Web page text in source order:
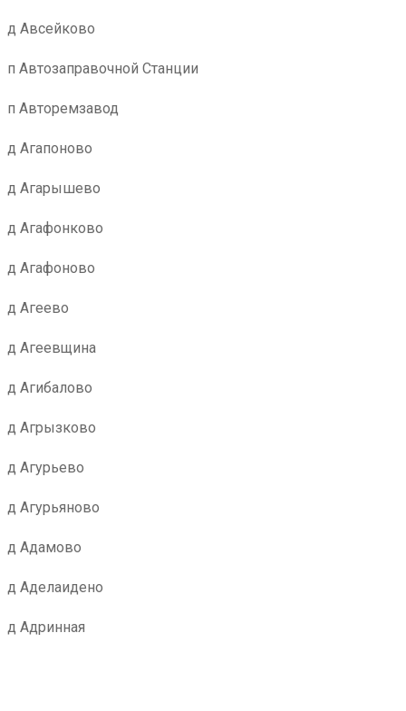
д Авсейково
п Автозаправочной Станции
п Авторемзавод
д Агапоново
д Агарышево
д Агафонково
д Агафоново
д Агеево
д Агеевщина
д Агибалово
д Агрызково
д Агурьево
д Агурьяново
д Адамово
д Аделаидено
д Адринная